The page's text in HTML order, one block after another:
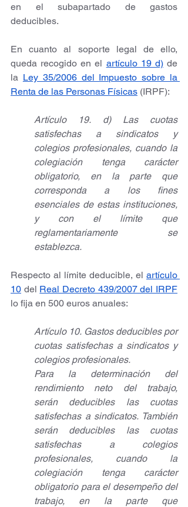
en el subapartado de gastos
deducibles.
En cuanto al soporte legal de ello,
queda recogido en el artículo 19 d) de
la Ley 35/2006 del Impuesto sobre la
Renta de las Personas Físicas (IRPF):
Artículo 19. d) Las cuotas
satisfechas a sindicatos y
colegios profesionales, cuando la
colegiación tenga carácter
obligatorio, en la parte que
corresponda a los fines
esenciales de estas instituciones,
y con el límite que
reglamentariamente se
establezca.
Respecto al límite deducible, el artículo
10 del Real Decreto 439/2007 del IRPF
lo fija en 500 euros anuales:
Artículo 10. Gastos deducibles por
cuotas satisfechas a sindicatos y
colegios profesionales.
Para la determinación del
rendimiento neto del trabajo,
serán deducibles las cuotas
satisfechas a sindicatos. También
serán deducibles las cuotas
satisfechas a colegios
profesionales, cuando la
colegiación tenga carácter
obligatorio para el desempeño del
trabajo, en la parte que